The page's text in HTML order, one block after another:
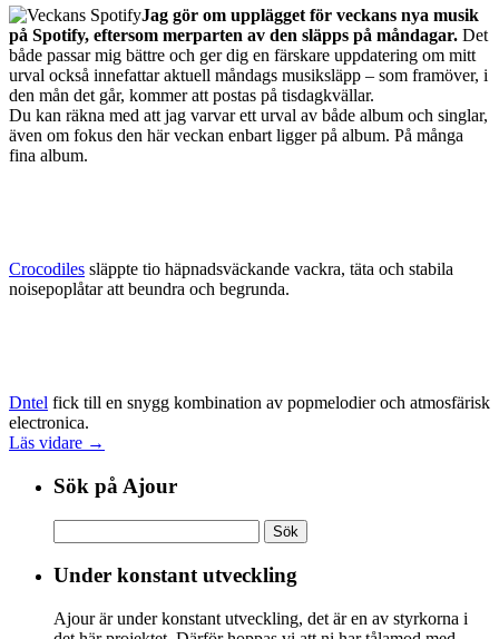
Jag gör om upplägget för veckans nya musik
på Spotify, eftersom merparten av den släpps på måndagar. Det
både passar mig bättre och ger dig en färskare uppdatering om mitt
urval också innefattar aktuell måndags musiksläpp – som framöver, i
den mån det går, kommer att postas på tisdagkvällar.
Du kan räkna med att jag varvar ett urval av både album och singlar,
även om fokus den här veckan enbart ligger på album. På många
fina album.
Crocodiles släppte tio häpnadsväckande vackra, täta och stabila
noisepoplåtar att beundra och begrunda.
Dntel fick till en snygg kombination av popmelodier och atmosfärisk
electronica.
Läs vidare →
Sök på Ajour
efter:
Under konstant utveckling
Ajour är under konstant utveckling, det är en av styrkorna i